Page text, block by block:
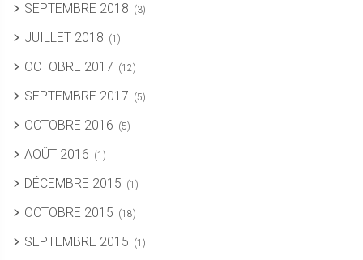
SEPTEMBRE 2018 (3)
JUILLET 2018 (1)
OCTOBRE 2017 (12)
SEPTEMBRE 2017 (5)
OCTOBRE 2016 (5)
AOÛT 2016 (1)
DÉCEMBRE 2015 (1)
OCTOBRE 2015 (18)
SEPTEMBRE 2015 (1)